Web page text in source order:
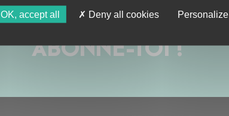
ABONNE-TOI !
OK, accept all Deny all cookies Personalize